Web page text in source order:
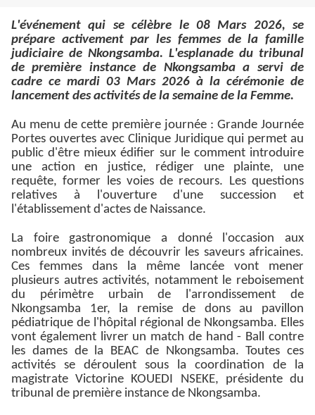
L'événement qui se célèbre le 08 Mars 2026, se
prépare activement par les femmes de la famille
judiciaire de Nkongsamba. L'esplanade du tribunal
de première instance de Nkongsamba a servi de
cadre ce mardi 03 Mars 2026 à la cérémonie de
lancement des activités de la semaine de la Femme.
Au menu de cette première journée : Grande Journée
Portes ouvertes avec Clinique Juridique qui permet au
public d'être mieux édifier sur le comment introduire
une action en justice, rédiger une plainte, une
requête, former les voies de recours. Les questions
relatives à l'ouverture d'une succession et
l'établissement d'actes de Naissance.
La foire gastronomique a donné l'occasion aux
nombreux invités de découvrir les saveurs africaines.
Ces femmes dans la même lancée vont mener
plusieurs autres activités, notamment le reboisement
du périmètre urbain de l'arrondissement de
Nkongsamba 1er, la remise de dons au pavillon
pédiatrique de l'hôpital régional de Nkongsamba. Elles
vont également livrer un match de hand - Ball contre
les dames de la BEAC de Nkongsamba. Toutes ces
activités se déroulent sous la coordination de la
magistrate Victorine KOUEDI NSEKE, présidente du
tribunal de première instance de Nkongsamba.